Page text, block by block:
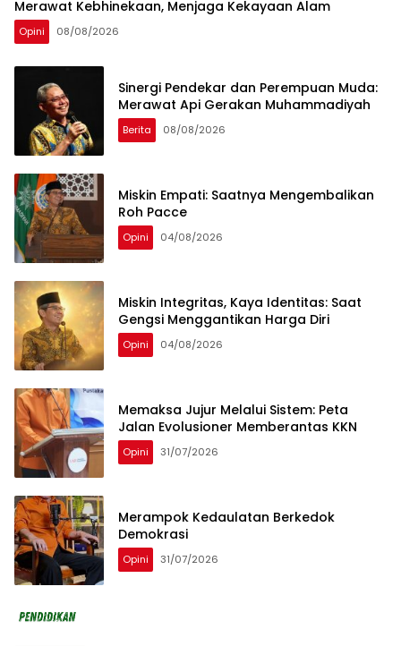
Merawat Kebhinekaan, Menjaga Kekayaan Alam
Opini 08/08/2026
Sinergi Pendekar dan Perempuan Muda:
Merawat Api Gerakan Muhammadiyah
Berita 08/08/2026
Miskin Empati: Saatnya Mengembalikan
Roh Pacce
Opini 04/08/2026
Miskin Integritas, Kaya Identitas: Saat
Gengsi Menggantikan Harga Diri
Opini 04/08/2026
Memaksa Jujur Melalui Sistem: Peta
Jalan Evolusioner Memberantas KKN
Opini 31/07/2026
Merampok Kedaulatan Berkedok
Demokrasi
Opini 31/07/2026